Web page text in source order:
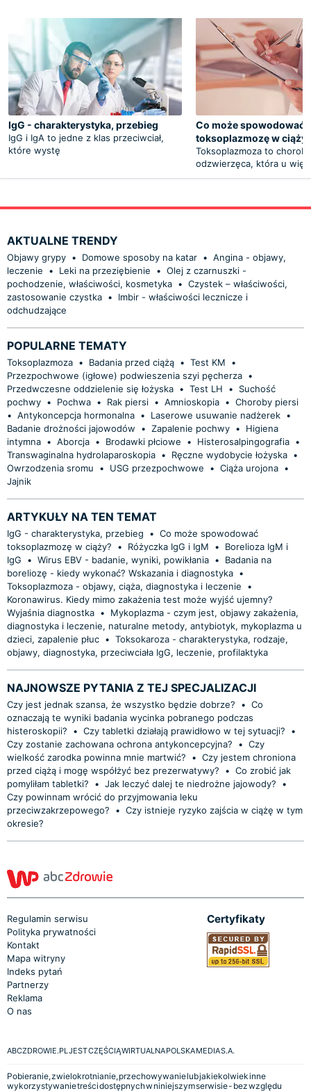
IgG - charakterystyka, przebieg
IgG i IgA to jedne z klas przeciwciał,
które wystę
Co może spowodować
toksoplazmozę w
Toksoplazmoza to choroba
odzwierzęca, która u więk
AKTUALNE TRENDY
Objawy grypy • Domowe sposoby na katar • Angina - objawy,
leczenie
• Leki na przeziębienie • Olej z czarnuszki -
pochodzenie, właściwości, kosmetyka • Czystek – właściwości,
zastosowanie czystka •
Imbir - właściwości lecznicze i
odchudzające
POPULARNE TEMATY
Toksoplazmoza • Badania przed ciążą • Test KM
•
Przezpochwowe (igłowe) podwieszenia szyi pęcherza •
Przedwczesne oddzielenie się łożyska • Test LH •
Suchość
pochwy • Pochwa • Rak piersi • Amnioskopia • Choroby piersi
• Antykoncepcja hormonalna • Laserowe usuwanie nadżerek •
Badanie drożności jajowodów
• Zapalenie pochwy •
Higiena
intymna • Aborcja • Brodawki płciowe • Histerosalpingografia •
Transwaginalna hydrolaparoskopia • Ręczne wydobycie łożyska •
Owrzodzenia sromu
• USG przezpochwowe • Ciąża urojona •
Jajnik
ARTYKUŁY NA TEN TEMAT
IgG - charakterystyka, przebieg • Co może spowodować
toksoplazmozę w ciąży?
• Różyczka IgG i IgM •
Borelioza IgM i
IgG
• Wirus EBV - badanie, wyniki, powikłania •
Badania na
boreliozę - kiedy wykonać? Wskazania i diagnostyka •
Toksoplazmoza - objawy, ciąża, diagnostyka i leczenie
•
Koronawirus. Kiedy mimo zakażenia test może wyjść ujemny?
Wyjaśnia diagnostka •
Mykoplazma - czym jest, objawy zakażenia,
diagnostyka i leczenie, naturalne metody, antybiotyk, mykoplazma u
dzieci, zapalenie płuc • Toksokaroza - charakterystyka, rodzaje,
objawy, diagnostyka, przeciwciała IgG, leczenie, profilaktyka
NAJNOWSZE PYTANIA Z TEJ SPECJALIZACJI
Czy jest jednak szansa, że wszystko będzie dobrze? • Co
oznaczają te wyniki badania wycinka pobranego podczas
histeroskopii?
• Czy tabletki działają prawidłowo w tej sytuacji?
•
Czy zostanie zachowana ochrona antykoncepcyjna?
• Czy
wielkość zarodka powinna mnie martwić?
• Czy jestem chroniona
przed ciążą i mogę współżyć bez prezerwatywy?
• Co zrobić jak
pomyliłam tabletki?
• Jak leczyć dalej te niedrożne jajowody?
•
Czy powinnam wrócić do przyjmowania leku
przeciwzakrzepowego?
• Czy istnieje ryzyko zajścia w ciążę w tym
okresie?
Regulamin serwisu
Polityka prywatności
Kontakt
Mapa witryny
Indeks pytań
Partnerzy
Reklama
O nas
Certyfikaty
ABCZDROWIE.PL JEST CZĘŚCIĄ WIRTUALNA POLSKA MEDIA S.A.
Pobieranie, zwielokrotnianie, przechowywanie lub jakiekolwiek inne
wykorzystywanie treści dostępnych w niniejszym serwisie - bez względu